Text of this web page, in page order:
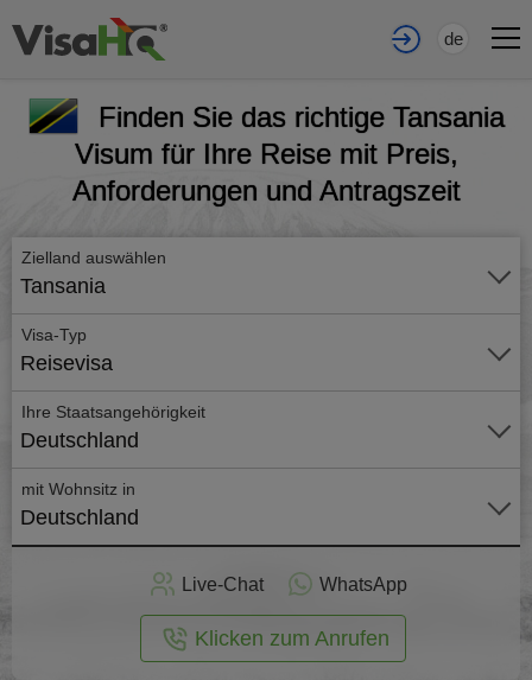
de
Finden Sie das richtige Tansania
Visum für Ihre Reise mit Preis,
Anforderungen und Antragszeit
Zielland auswählen
Tansania
Visa-Typ
Reisevisa
Ihre Staatsangehörigkeit
Deutschland
mit Wohnsitz in
Deutschland
Live-Chat WhatsApp
Klicken zum Anrufen